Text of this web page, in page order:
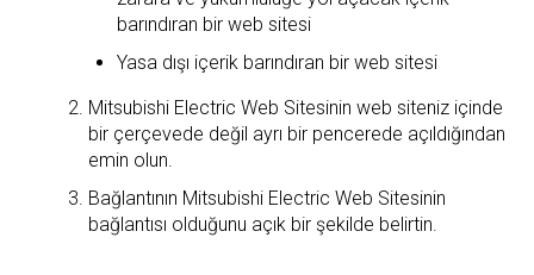
barındıran bir web sitesi
Yasa dışı içerik barındıran bir web sitesi
Mitsubishi Electric Web Sitesinin web siteniz içinde
bir çerçevede değil ayrı bir pencerede açıldığından
emin olun.
Bağlantının Mitsubishi Electric Web Sitesinin
bağlantısı olduğunu açık bir şekilde belirtin.